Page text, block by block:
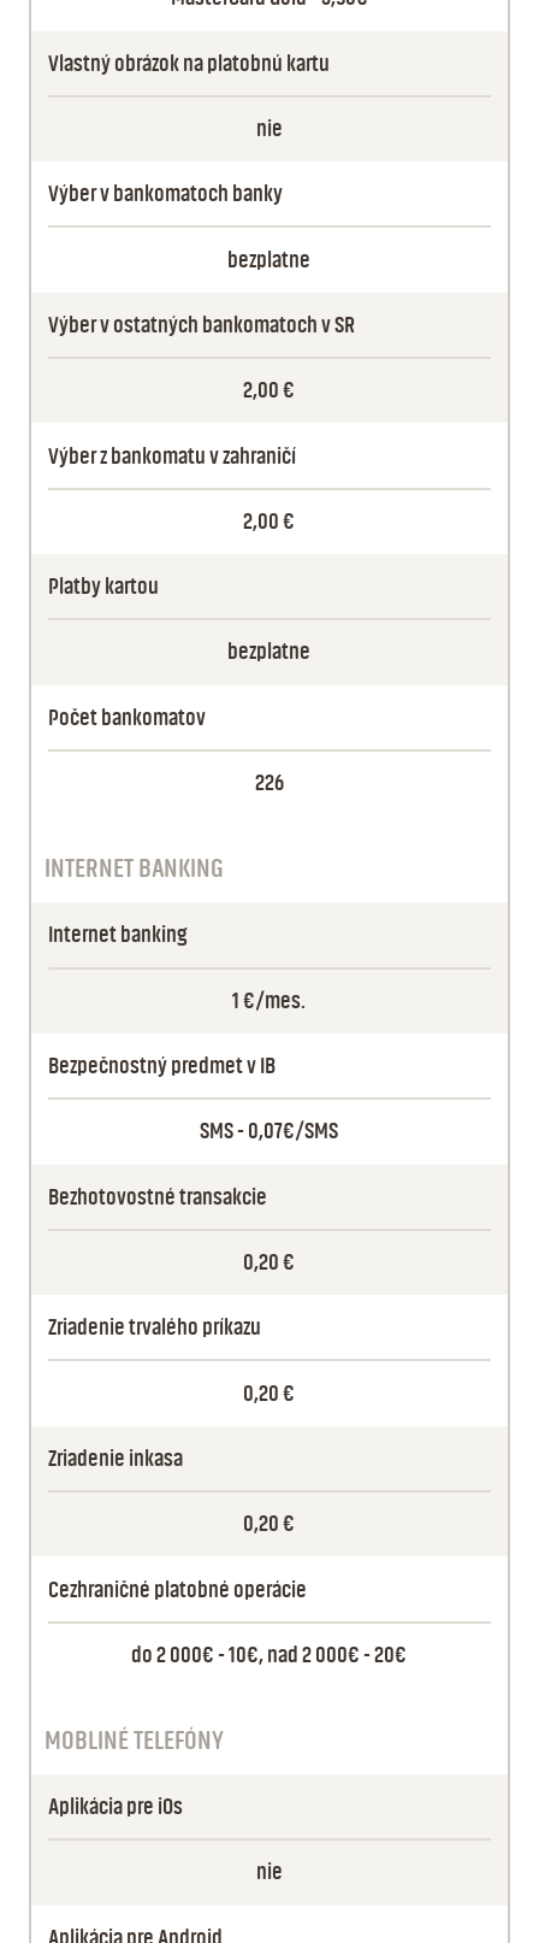
Vlastný obrázok na platobnú kartu
nie
Výber v bankomatoch banky
bezplatne
Výber v ostatných bankomatoch v SR
2,00 €
Výber z bankomatu v zahraničí
2,00 €
Platby kartou
bezplatne
Počet bankomatov
226
INTERNET BANKING
Internet banking
1 €/mes.
Bezpečnostný predmet v IB
SMS - 0,07€/SMS
Bezhotovostné transakcie
0,20 €
Zriadenie trvalého príkazu
0,20 €
Zriadenie inkasa
0,20 €
Cezhraničné platobné operácie
do 2 000€ - 10€, nad 2 000€ - 20€
MOBLINÉ TELEFÓNY
Aplikácia pre iOs
nie
Aplikácia pre Android